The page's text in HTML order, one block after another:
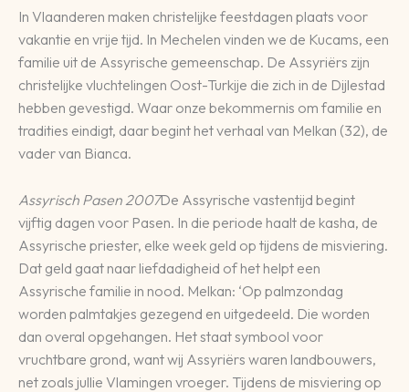
In Vlaanderen maken christelijke feestdagen plaats voor
vakantie en vrije tijd. In Mechelen vinden we de Kucams, een
familie uit de Assyrische gemeenschap. De Assyriërs zijn
christelijke vluchtelingen Oost-Turkije die zich in de Dijlestad
hebben gevestigd. Waar onze bekommernis om familie en
tradities eindigt, daar begint het verhaal van Melkan (32), de
vader van Bianca.
Assyrisch Pasen 2007De Assyrische vastentijd begint
vijftig dagen voor Pasen. In die periode haalt de kasha, de
Assyrische priester, elke week geld op tijdens de misviering.
Dat geld gaat naar liefdadigheid of het helpt een
Assyrische familie in nood. Melkan: ‘Op palmzondag
worden palmtakjes gezegend en uitgedeeld. Die worden
dan overal opgehangen. Het staat symbool voor
vruchtbare grond, want wij Assyriërs waren landbouwers,
net zoals jullie Vlamingen vroeger. Tijdens de misviering op